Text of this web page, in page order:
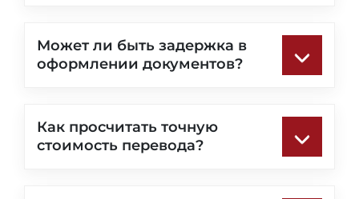
Может ли быть задержка в
оформлении документов?
Как просчитать точную
стоимость перевода?